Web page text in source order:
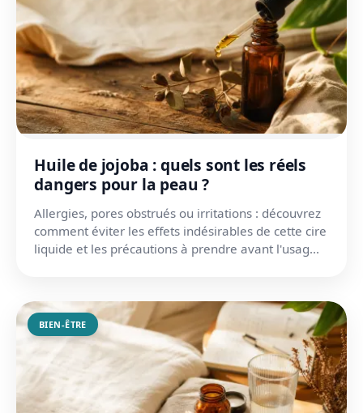
Huile de jojoba : quels sont les réels
dangers pour la peau ?
Allergies, pores obstrués ou irritations : découvrez
comment éviter les effets indésirables de cette cire
liquide et les précautions à prendre avant l'usag...
BIEN-ÊTRE